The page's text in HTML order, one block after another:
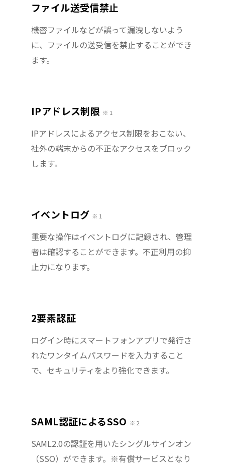
ファイル送受信禁止
機密ファイルなどが誤って漏洩しないよう
に、ファイルの送受信を禁止することができ
ます。
IPアドレス制限 ※ 1
IPアドレスによるアクセス制限をおこない、
社外の端末からの不正なアクセスをブロック
します。
イベントログ ※ 1
重要な操作はイベントログに記録され、管理
者は確認することができます。不正利用の抑
止力になります。
2要素認証
ログイン時にスマートフォンアプリで発行さ
れたワンタイムパスワードを入力すること
で、セキュリティをより強化できます。
SAML認証によるSSO ※ 2
SAML2.0の認証を用いたシングルサインオン
（SSO）ができます。※有償サービスとなり